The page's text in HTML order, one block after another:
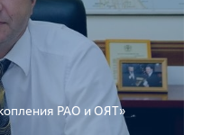
РАО и ОЯТ»